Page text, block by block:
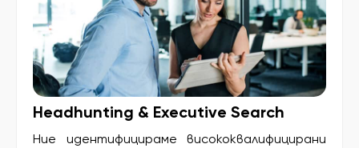
Headhunting & Executive Search
Ние идентифицираме висококвалифицирани